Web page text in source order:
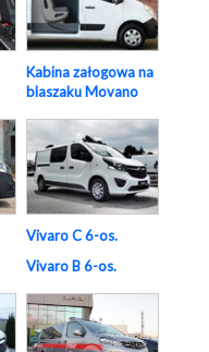
Kabina załogowa na
blaszaku Movano
Vivaro C 6-os.
Vivaro B 6-os.